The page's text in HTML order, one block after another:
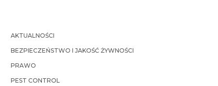
AKTUALNOŚCI
BEZPIECZEŃSTWO I JAKOŚĆ ŻYWNOŚCI
PRAWO
PEST CONTROL